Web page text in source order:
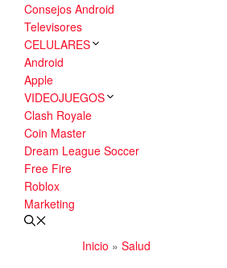
Consejos Android
Televisores
CELULARES
Android
Apple
VIDEOJUEGOS
Clash Royale
Coin Master
Dream League Soccer
Free Fire
Roblox
Marketing
Inicio » Salud